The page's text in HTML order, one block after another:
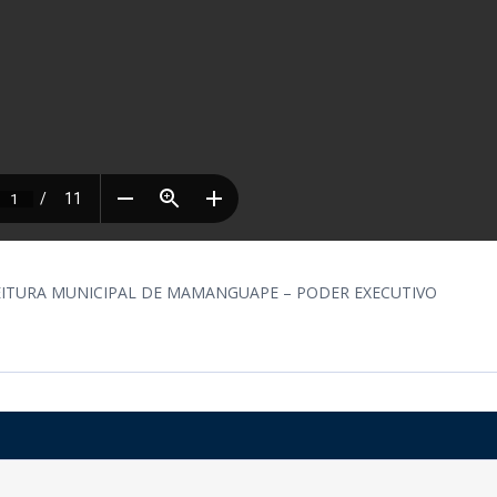
MUNICIPAL DE MAMANGUAPE – PODER EXECUTIVO